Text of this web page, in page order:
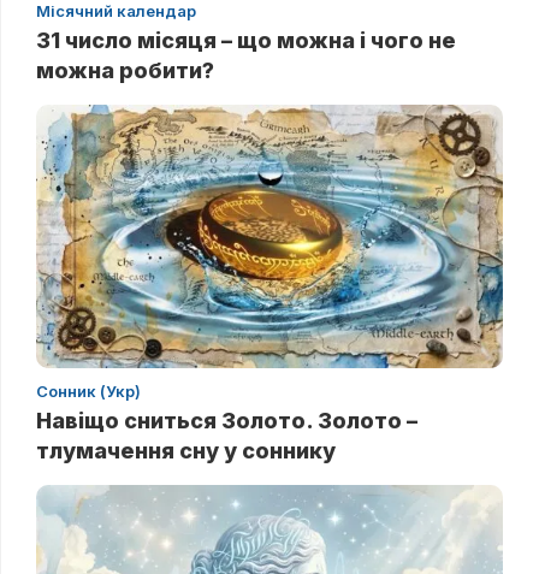
Місячний календар
31 число місяця – що можна і чого не
можна робити?
Сонник (Укр)
Навіщо сниться Золото. Золото –
тлумачення сну у соннику